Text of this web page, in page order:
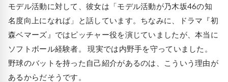
モデル活動に対して、彼女は「モデル活動が乃木坂46の知
名度向上になれば」と話しています。ちなみに、ドラマ『初
森ベマーズ』ではピッチャー役を演じていましたが、本当に
ソフトボール経験者。 現実では内野手を守っていました。
野球のバットを持った自己紹介があるのは、こういう理由が
あるからだそうです。